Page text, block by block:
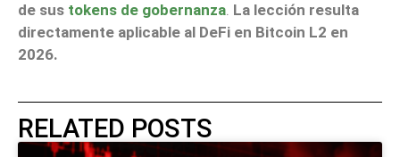
de sus tokens de gobernanza La lección resulta
directamente aplicable al DeFi en Bitcoin L2 en
2026.
RELATED POSTS